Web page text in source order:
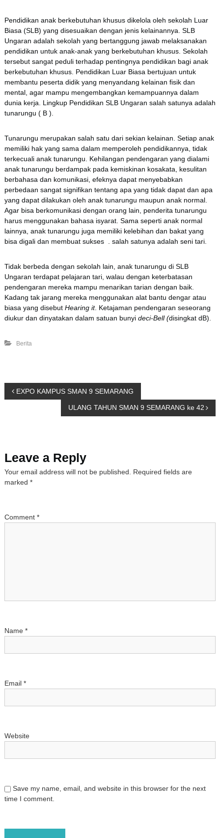
Pendidikan anak berkebutuhan khusus dikelola oleh sekolah Luar
Biasa (SLB) yang disesuaikan dengan jenis kelainannya. SLB
Ungaran adalah sekolah yang bertanggung jawab melaksanakan
pendidikan untuk anak-anak yang berkebutuhan khusus. Sekolah
tersebut sangat peduli terhadap pentingnya pendidikan bagi anak
berkebutuhan khusus. Pendidikan Luar Biasa bertujuan untuk
membantu peserta didik yang menyandang kelainan fisik dan
mental, agar mampu mengembangkan kemampuannya dalam
dunia kerja. Lingkup Pendidikan SLB Ungaran salah satunya adalah
tunarungu ( B ).
Tunarungu merupakan salah satu dari sekian kelainan. Setiap anak
memiliki hak yang sama dalam memperoleh pendidikannya, tidak
terkecuali anak tunarungu. Kehilangan pendengaran yang dialami
anak tunarungu berdampak pada kemiskinan kosakata, kesulitan
berbahasa dan komunikasi, efeknya dapat menyebabkan
perbedaan sangat signifikan tentang apa yang tidak dapat dan apa
yang dapat dilakukan oleh anak tunarungu maupun anak normal.
Agar bisa berkomunikasi dengan orang lain, penderita tunarungu
harus menggunakan bahasa isyarat. Sama seperti anak normal
lainnya, anak tunarungu juga memiliki kelebihan dan bakat yang
bisa digali dan membuat sukses . salah satunya adalah seni tari.
Tidak berbeda dengan sekolah lain, anak tunarungu di SLB
Ungaran terdapat pelajaran tari, walau dengan keterbatasan
pendengaran mereka mampu menarikan tarian dengan baik.
Kadang tak jarang mereka menggunakan alat bantu dengar atau
biasa yang disebut Hearing it. Ketajaman pendengaran seseorang
diukur dan dinyatakan dalam satuan bunyi deci-Bell (disingkat dB).
Berita
P
t
n
v
i
o
n
EXPO KAMPUS SMAN 9 SEMARANG
ULANG TAHUN SMAN 9 SEMARANG ke 42
Leave a Reply
Your email address will not be published.
Required fields are
marked *
Comment *
Name *
Email *
Website
Save my name, email, and website in this browser for the next
time I comment.